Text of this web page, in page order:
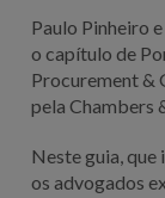
Paulo Pinheiro
o capítulo de
Procurement &
pela Chambers
Neste guia, que
os advogados